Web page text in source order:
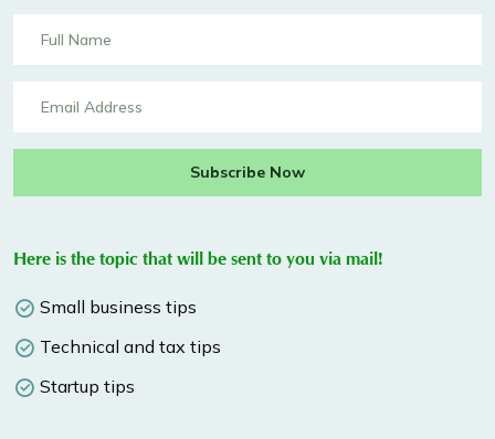
Subscribe Now
Here is the topic that will be sent to you via mail!
Small business tips
Technical and tax tips
Startup tips